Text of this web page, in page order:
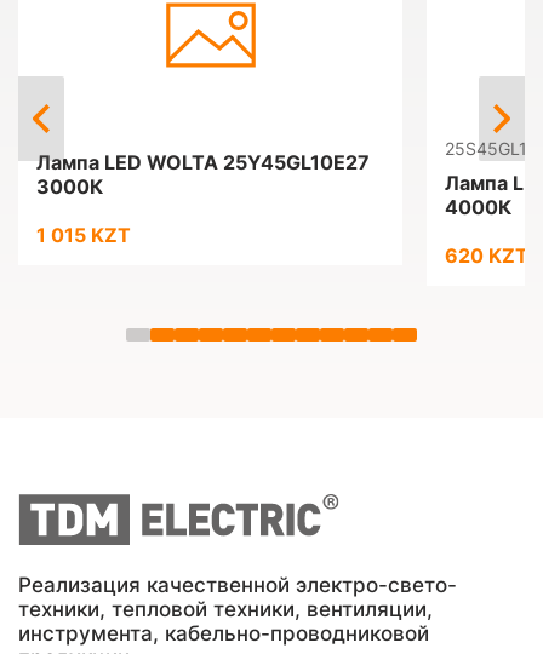
Лампа LED WOLTA 25Y45GL10E27
3000К
1 015 KZT
Лампа
4000К
620 KZT
Реализация качественной электро-свето-
техники, тепловой техники, вентиляции,
инструмента, кабельно-проводниковой